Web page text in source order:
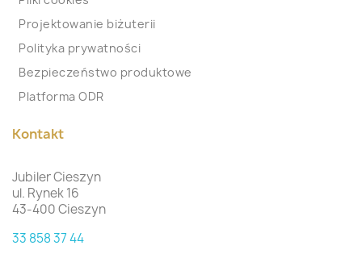
Projektowanie biżuterii
Polityka prywatności
Bezpieczeństwo produktowe
Platforma ODR
Kontakt
Jubiler Cieszyn
ul. Rynek 16
43-400 Cieszyn
33 858 37 44